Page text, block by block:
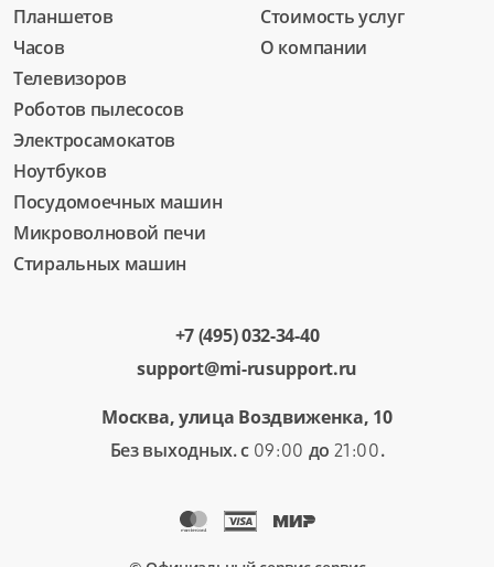
Планшетов
Часов
Телевизоров
Роботов пылесосов
Электросамокатов
Ноутбуков
Посудомоечных машин
Микроволновой печи
Стиральных машин
Стоимость услуг
О компании
+7 (495) 032-34-40
support@mi-rusupport.ru
Москва, улица Воздвиженка, 10
Без выходных. с 09:00 до 21:00.